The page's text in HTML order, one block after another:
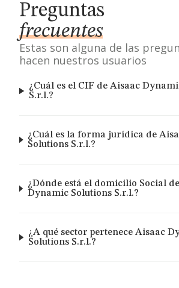
Preguntas
frecuentes
Estas son alguna de las
hacen nuestros usuarios
¿Cuál es el CIF de Aisaac
S.r.l.?
¿Cuál es la forma jurídica de
Solutions S.r.l.?
¿Dónde está el domicilio Social
Dynamic Solutions S.r.l.?
¿A qué sector pertenece Aisaac
Solutions S.r.l.?